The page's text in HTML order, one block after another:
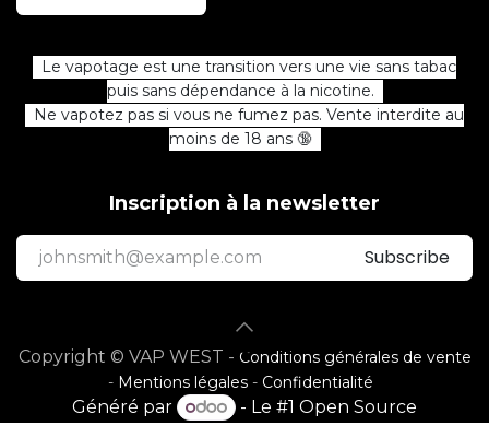
Le vapotage est une transition vers une vie sans tabac
puis sans dépendance à la nicotine.
Ne vapotez pas si vous ne fumez pas. Vente interdite au
moins de 18 ans 🔞
Inscription à la newsletter
Subscribe
Copyright © VAP WEST - Conditions générales de vente
- Mentions légales- Confidentialité
Généré par - Le #1Open Source